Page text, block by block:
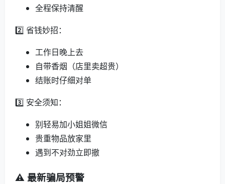
全程保持清醒
2️⃣ 省钱妙招：
工作日晚上去
自带香烟（店里卖超贵）
结账时仔细对单
3️⃣ 安全须知：
别轻易加小姐姐微信
贵重物品放家里
遇到不对劲立即撤
⚠️ 最新骗局预警